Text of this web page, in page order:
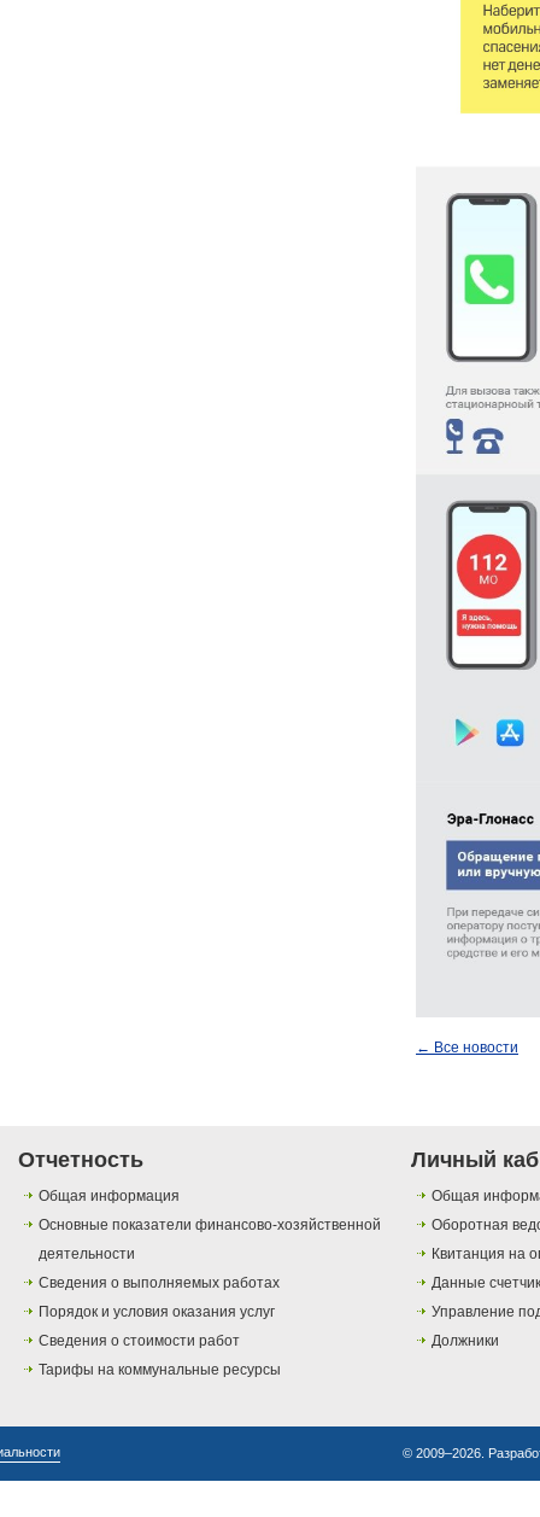
← Все новости
Отчетность
Общая информация
Основные показатели финансово-хозяйственной
деятельности
Сведения о выполняемых работах
Порядок и условия оказания услуг
Сведения о стоимости работ
Тарифы на коммунальные ресурсы
Личный
Общая
Оборотная
Квитанция на
Данные
Управление
Должники
© 2009–2026.